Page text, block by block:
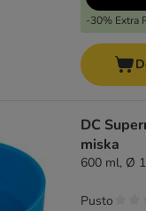
-30% Extra
DC
miska
600 ml, Ø
Pusto